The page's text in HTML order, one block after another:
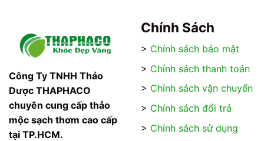
nhiều
biến
Các
tùy
chọn
có
thể
được
có
nhiều
biến
Các
tùy
có
được
Công Ty TNHH Thảo
Dược THAPHACO
chuyên cung cấp thảo
mộc sạch thơm cao cấp
tại TP.HCM.
Chính Sách
> Chính sách bảo mật
> Chính sách thanh toán
> Chính sách vận chuyển
> Chính sách đổi trả
> Chính sách sử dụng